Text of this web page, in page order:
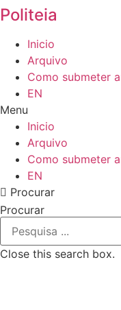
Politeia
Inicio
Arquivo
Como submeter
EN
Menu
Inicio
Arquivo
Como submeter
EN
Procurar
Procurar
Close this search box.